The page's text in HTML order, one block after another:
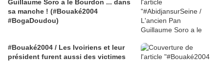
Guillaume Soro a le Bourdon ... dans
sa manche ! (#Bouaké2004
#BogaDoudou)
#Bouaké2004 / Les Ivoiriens et leur
président furent aussi des victimes